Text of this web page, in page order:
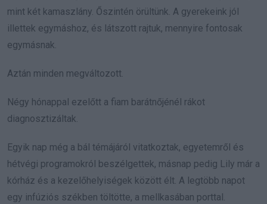
mint két kamaszlány. Őszintén örültünk. A gyerekeink jól
illettek egymáshoz, és látszott rajtuk, mennyire fontosak
egymásnak.
Aztán minden megváltozott.
Négy hónappal ezelőtt a fiam barátnőjénél rákot
diagnosztizáltak.
Egyik nap még a bál témájáról vitatkoztak, egyetemről és
hétvégi programokról beszélgettek, másnap pedig Lily már a
kórház és a kezelőhelyiségek között élt. A legtöbb napot
egy infúziós székben töltötte, a mellkasában porttal.